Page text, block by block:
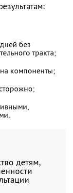
без
тракта;
компоненты;
детям,